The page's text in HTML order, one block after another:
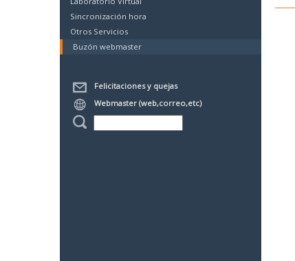
Sincronización hora
Otros Servicios
Buzón webmaster
Felicitaciones y quejas
Webmaster (web,correo,etc)